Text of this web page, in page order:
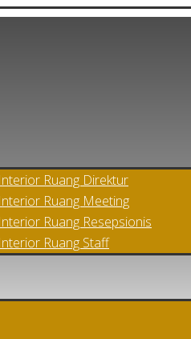
Ruang Direktur
Ruang Meeting
Ruang Resepsionis
Ruang Staff